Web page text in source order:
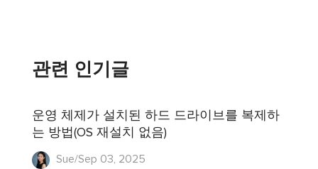
관련 인기글
운영 체제가 설치된 하드 드라이브를 복제하
는 방법(OS 재설치 없음)
Sue/Sep 03, 2025